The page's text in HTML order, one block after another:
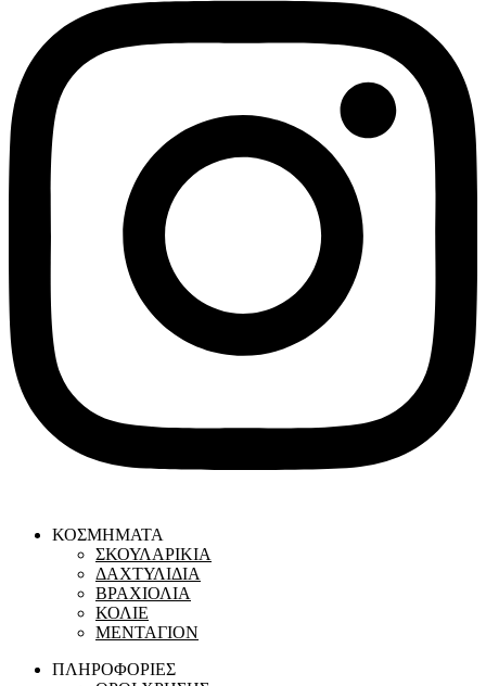
ΚΟΣΜΗΜΑΤΑ
ΣΚΟΥΛΑΡΙΚΙΑ
ΔΑΧΤΥΛΙΔΙΑ
ΒΡΑΧΙΟΛΙΑ
ΚΟΛΙΕ
ΜΕΝΤΑΓΙΟΝ
ΠΛΗΡΟΦΟΡΙΕΣ